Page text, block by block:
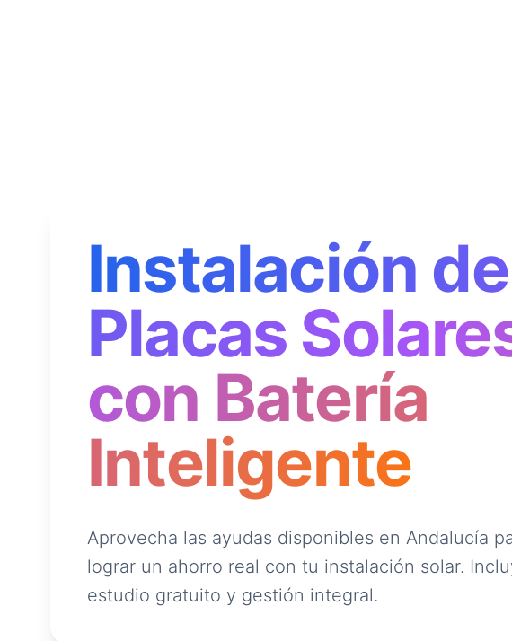
Instalación de
Placas
con Batería
Inteligente
Aprovecha las ayudas disponibles en Andalucía
lograr un ahorro real con tu instalación solar.
estudio gratuito y gestión integral.